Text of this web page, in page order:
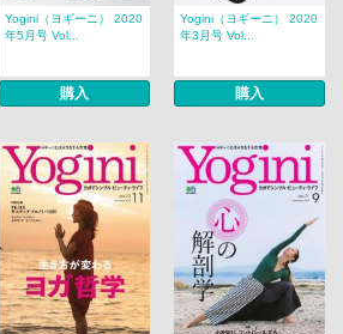
Yogini（ヨギーニ） 2020
年5月号 Vol...
購入
Yogini（ヨギーニ） 2020
年3月号 Vol...
購入